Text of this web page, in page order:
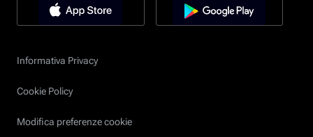
Informativa Privacy
Cookie Policy
Modifica preferenze cookie